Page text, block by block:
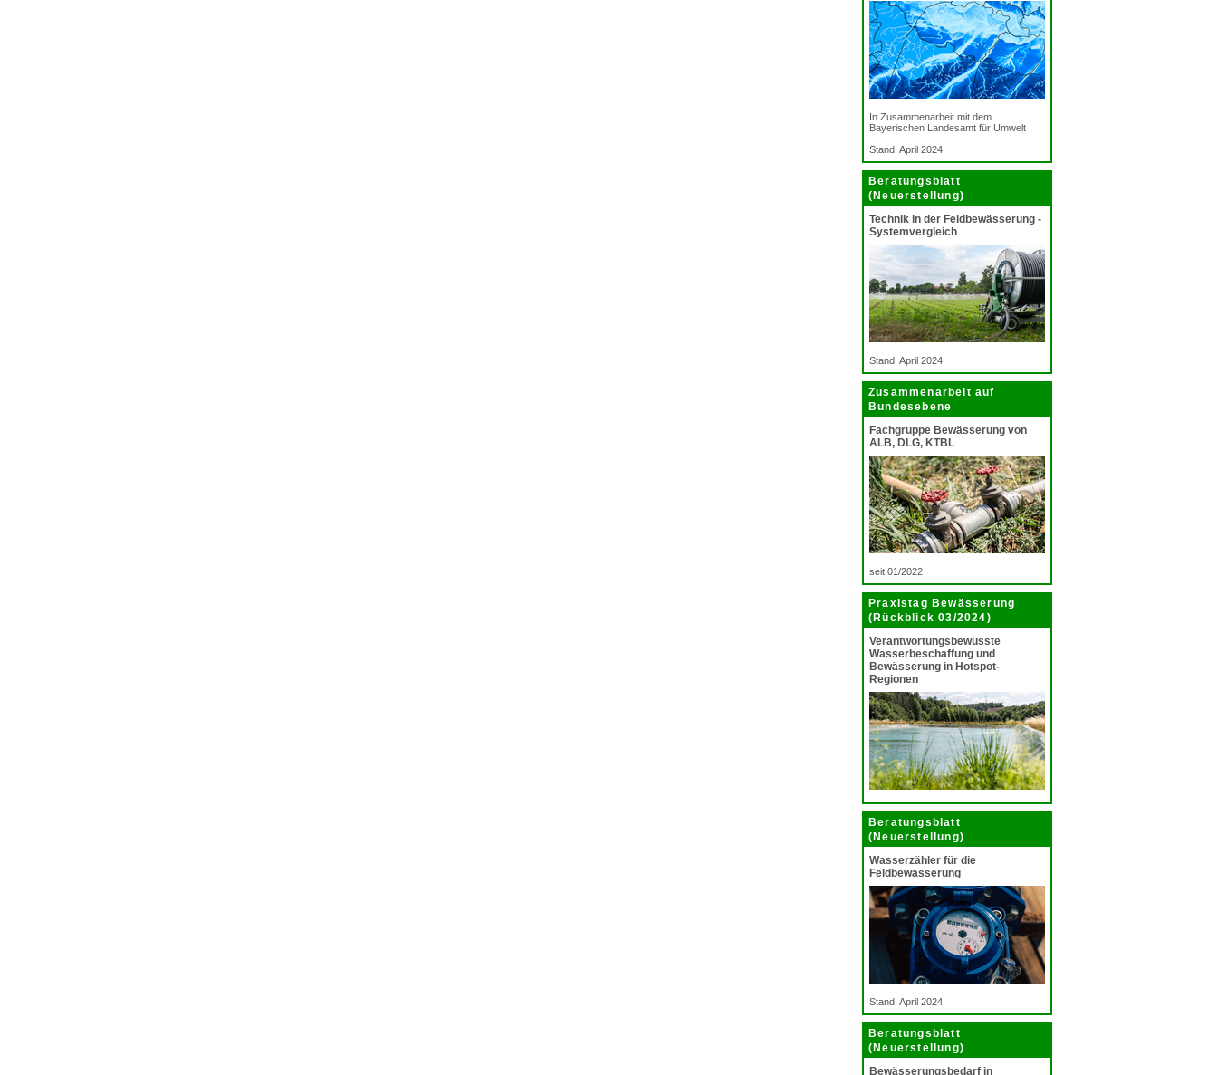
In Zusammenarbeit mit dem
Bayerischen Landesamt für Umwelt
Stand: April 2024
Beratungsblatt
(Neuerstellung)
Technik in der Feldbewässerung -
Systemvergleich
Stand: April 2024
Zusammenarbeit auf
Bundesebene
Fachgruppe Bewässerung von
ALB, DLG, KTBL
seit 01/2022
Praxistag Bewässerung
(Rückblick 03/2024)
Verantwortungsbewusste
Wasserbeschaffung und
Bewässerung in Hotspot-
Regionen
Beratungsblatt
(Neuerstellung)
Wasserzähler für die
Feldbewässerung
Stand: April 2024
Beratungsblatt
(Neuerstellung)
Bewässerungsbedarf in